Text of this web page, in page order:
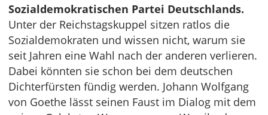
Sozialdemokratischen Partei Deutschlands.
Unter der Reichstagskuppel sitzen ratlos die
Sozialdemokraten und wissen nicht, warum sie
seit Jahren eine Wahl nach der anderen verlieren.
Dabei könnten sie schon bei dem deutschen
Dichterfürsten fündig werden. Johann Wolfgang
von Goethe lässt seinen Faust im Dialog mit dem